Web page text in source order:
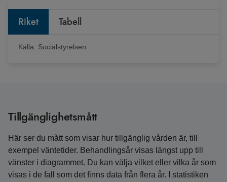
Riket Tabell
Källa: Socialstyrelsen
Tillgänglighetsmått
Här ser du mått som visar hur tillgänglig vården är, till
exempel väntetider. Behandlingsår visas längst upp till
vänster i diagrammet. Du kan välja vilket eller vilka år som
visas i de fall som det finns data från flera år. I statistiken